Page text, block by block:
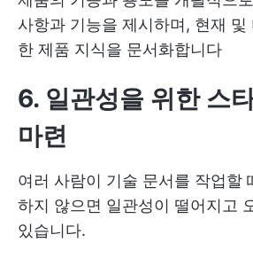
사항과 기능을 제시하며, 현재 및
한 제품 지식을 문서화합니다
6. 일관성을 위한 스
마련
여러 사람이 기술 문서를 작업할
하지 않으면 일관성이 떨어지고
있습니다.